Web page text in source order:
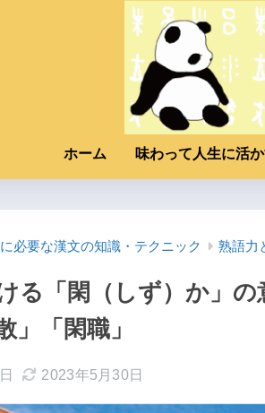
ホーム 味わって人生に活
必要な漢文の知識・テクニック 熟語力
る「閑（しず）か」
」「閑職」
2023年5月30日